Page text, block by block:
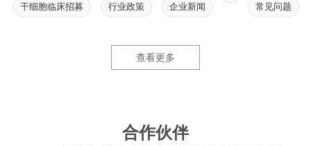
干细胞临床招募 行业政策 企业新闻 常见问题
查看更多
合作伙伴